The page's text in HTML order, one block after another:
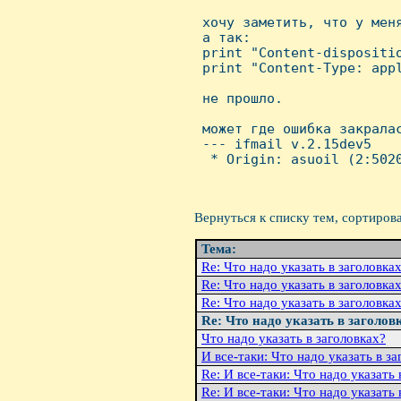
хочу заметить, что у
а так:
print "Content-
print "Content-Type:
не прошло.
может где ошибка
--- ifmail v.2.15dev5
* Origin: asuoil
Вернуться к списку тем,
Тема:
Re: Что надо указать в
Re: Что надо указать в
Re: Что надо указать в
Re: Что надо указать в
Что надо указать в заголовках?
И все-таки: Что надо указать в
Re: И все-таки: Что надо указать
Re: И все-таки: Что надо указать